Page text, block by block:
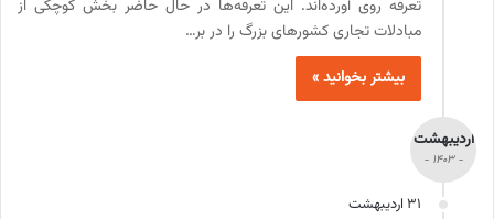
تعرفه روی آورده‌اند. این تعرفه‌ها در حال حاضر بخش کوچکی از
مبادلات تجاری کشورهای بزرگ را در بر…
بیشتر بخوانید »
اردیبهشت
- 1403 -
31 اردیبهشت